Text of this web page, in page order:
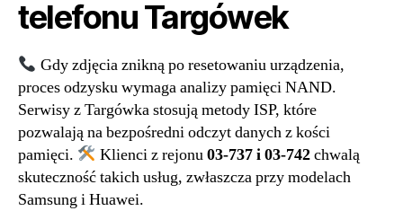
telefonu Targówek
Gdy zdjęcia znikną po resetowaniu urządzenia,
proces odzysku wymaga analizy pamięci NAND.
Serwisy z Targówka stosują metody ISP, które
pozwalają na bezpośredni odczyt danych z kości
pamięci.
Klienci z rejonu03-737 i 03-742chwalą
skuteczność takich usług, zwłaszcza przy modelach
Samsung i Huawei.